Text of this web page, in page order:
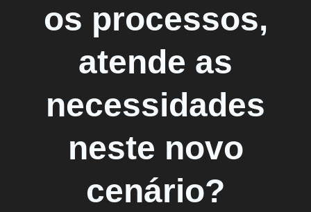
os processos,
atende as
necessidades
neste novo
cenário?